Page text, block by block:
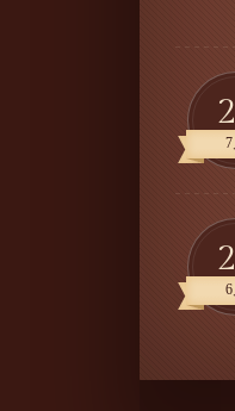
7
6